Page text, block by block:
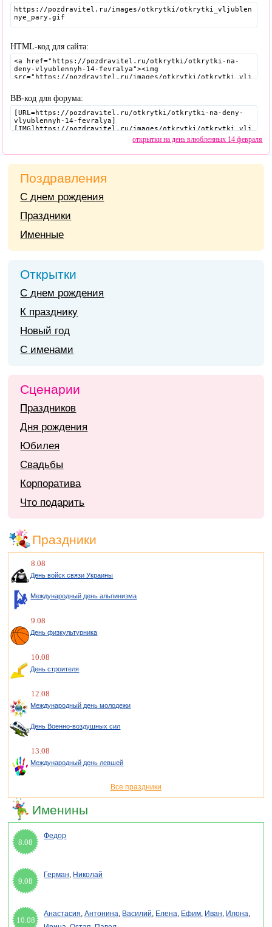
HTML-код для сайта:
BB-код для форума:
открытки на день влюбленных 14 февраля
Поздравления
С днем рождения
Праздники
Именные
Открытки
С днем рождения
К празднику
Новый год
С именами
Сценарии
Праздников
Дня рождения
Юбилея
Свадьбы
Корпоратива
Что подарить
Праздники
8.08
День войск связи Украины
Международный день альпинизма
9.08
День физкультурника
10.08
День строителя
12.08
Международный день молодежи
День Военно-воздушных сил
13.08
Международный день левшей
Все праздники
Именины
8.08
Федор
9.08
Герман, Николай
10.08
Анастасия,Антонина, Василий, Елена, Ефим, Иван, Илона,